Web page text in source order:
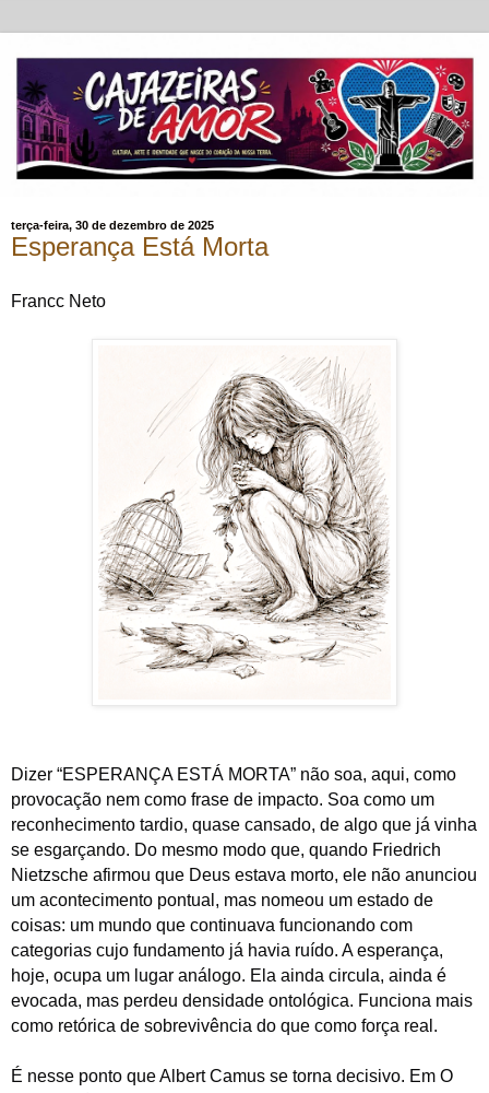
terça-feira, 30 de dezembro de 2025
Esperança Está Morta
Francc Neto
Dizer “ESPERANÇA ESTÁ MORTA” não soa, aqui, como
provocação nem como frase de impacto. Soa como um
reconhecimento tardio, quase cansado, de algo que já vinha
se esgarçando. Do mesmo modo que, quando Friedrich
Nietzsche afirmou que Deus estava morto, ele não anunciou
um acontecimento pontual, mas nomeou um estado de
coisas: um mundo que continuava funcionando com
categorias cujo fundamento já havia ruído. A esperança,
hoje, ocupa um lugar análogo. Ela ainda circula, ainda é
evocada, mas perdeu densidade ontológica. Funciona mais
como retórica de sobrevivência do que como força real.
É nesse ponto que Albert Camus se torna decisivo. Em O